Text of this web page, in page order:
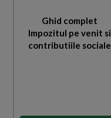
Ghid complet
Impozitul pe venit si
contributiile sociale